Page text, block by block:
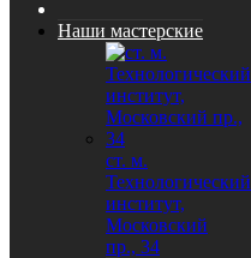
Наши мастерские
ст. м.
Технологический
институт,
Московский
пр., 34